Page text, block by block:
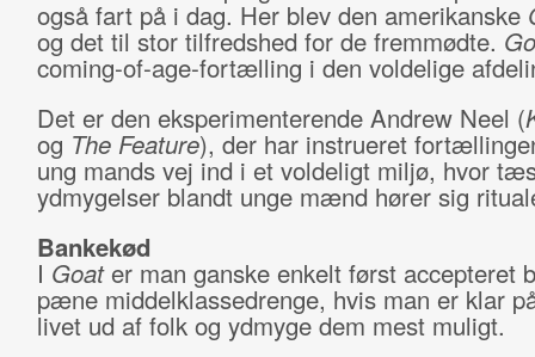
også fart på i dag. Her blev den amerikanske
og det til stor tilfredshed for de fremmødte.
coming-of-age-fortælling i den voldelige
Det er den eksperimenterende Andrew Neel (
og The Feature), der har instrueret
ung mands vej ind i et voldeligt miljø, hvor
ydmygelser blandt unge mænd hører sig
Bankekød
I Goater man ganske enkelt først accepteret
pæne middelklassedrenge, hvis man er klar
livet ud af folk og ydmyge dem mest muligt.